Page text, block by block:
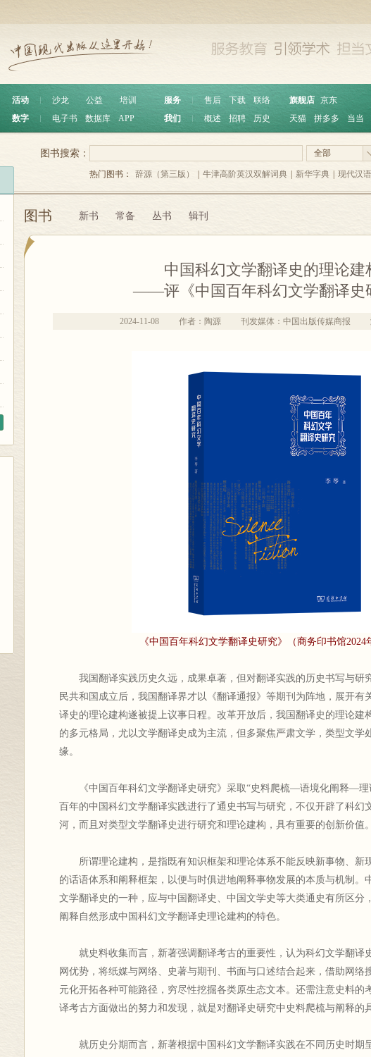
活动 沙龙 公益
培训
数字
电子书 数据库 APP
服务 ︱ 售后 下载
联络
我们
概述 招聘 历史
旗舰店 京东
天猫
拼多多 当当
全部
图书搜索：
热门图书： 辞源（第三版） 牛津高阶英汉双解词典 新华字典 现代汉
图书 新书 常备 丛书 辑刊
中国科幻文学翻译史的理论建
——评《中国百年科幻文学翻译史
2024-11-08 作者：陶源 刊发媒体：中国出版传媒商报
《中国百年科幻文学翻译史研究》（商务印书馆2024
我国翻译实践历史久远，成果卓著，但对翻译实践的历史书写与研
民共和国成立后，我国翻译界才以《翻译通报》等期刊为阵地，展开有
译史的理论建构遂被提上议事日程。改革开放后，我国翻译史的理论建
的多元格局，尤以文学翻译史成为主流，但多聚焦严肃文学，类型文学
缘。
《中国百年科幻文学翻译史研究》采取“史料爬梳—语境化阐释—理
百年的中国科幻文学翻译实践进行了通史书写与研究，不仅开辟了科幻
河，而且对类型文学翻译史进行研究和理论建构，具有重要的创新价值。
所谓理论建构，是指既有知识框架和理论体系不能反映新事物、新
的话语体系和阐释框架，以便与时俱进地阐释事物发展的本质与机制。
文学翻译史的一种，应与中国翻译史、中国文学史等大类通史有所区分
阐释自然形成中国科幻文学翻译史理论建构的特色。
就史料收集而言，新著强调翻译考古的重要性，认为科幻文学翻译
网优势，将纸媒与网络、史著与期刊、书面与口述结合起来，借助网络
元化开拓各种可能路径，穷尽性挖掘各类原生态文本。还需注意史料的
译考古方面做出的努力和发现，就是对翻译史研究中史料爬梳与阐释的
就历史分期而言，新著根据中国科幻文学翻译实践在不同历史时期